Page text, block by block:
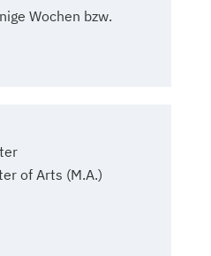
Wochen bzw.
of Arts (M.A.)